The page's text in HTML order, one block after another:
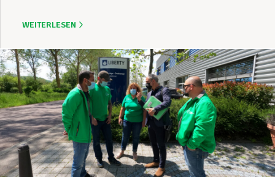
WEITERLESEN